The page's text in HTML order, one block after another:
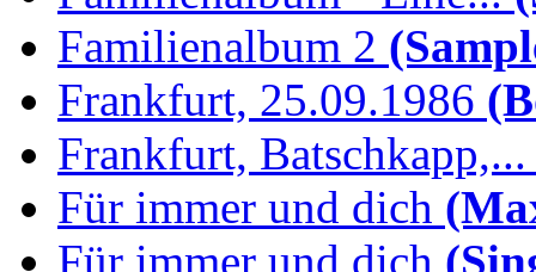
Familienalbum 2
Frankfurt, 25.09.1986
Frankfurt, Batschkapp,...
Für immer und dich
Für immer und dich